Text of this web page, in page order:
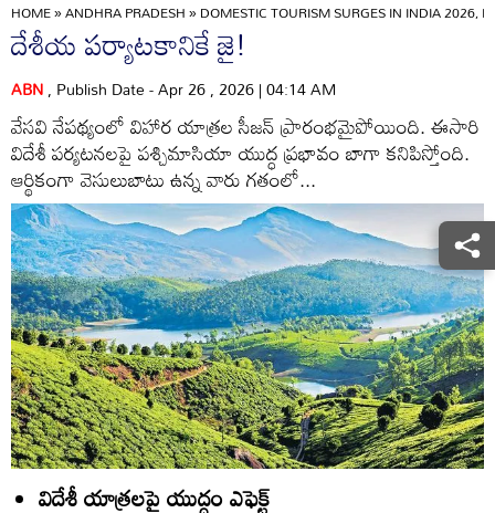
HOME»ANDHRA PRADESH»DOMESTIC TOURISM SURGES IN INDIA 2026,
దేశీయ పర్యాటకానికే జై!
ABN, Publish Date - Apr 26 , 2026 | 04:14 AM
వేసవి నేపథ్యంలో విహార యాత్రల సీజన్‌ ప్రారంభమైపోయింది. ఈసారి
విదేశీ పర్యటనలపై పశ్చిమాసియా యుద్ధ ప్రభావం బాగా కనిపిస్తోంది.
ఆర్థికంగా వెసులుబాటు ఉన్న వారు గతంలో...
విదేశీ యాత్రలపై యుద్ధం ఎఫెక్ట్‌